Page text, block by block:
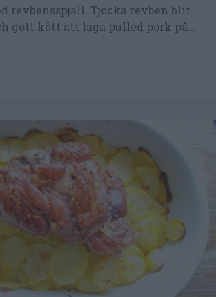
revbensspjäll. Tjocka revben blir
gott kött att laga pulled pork på...